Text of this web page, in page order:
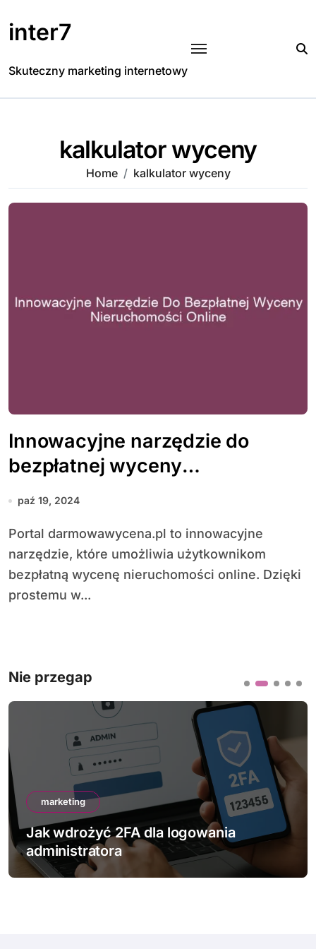
to
content
inter7
Skuteczny marketing internetowy
kalkulator wyceny
Home kalkulator wyceny
Innowacyjne narzędzie do
bezpłatnej wyceny
nieruchomości online
paź 19, 2024
Portal darmowawycena.pl to innowacyjne
narzędzie, które umożliwia użytkownikom
bezpłatną wycenę nieruchomości online. Dzięki
prostemu w...
Nie przegap
marketing
Jak wdrożyć 2FA dla logowania
administratora